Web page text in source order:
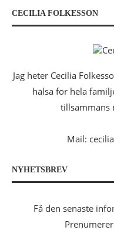
CECILIA FOLKESSON
Jag heter Cecilia
hälsa för hela
tillsammans
Mail:
NYHETSBREV
Få den senaste